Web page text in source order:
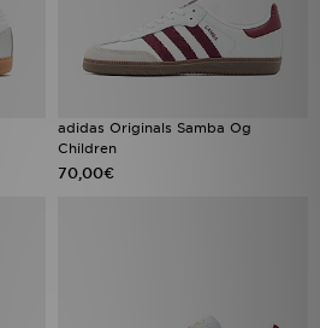
adidas Originals Samba Og
Children
70,00€